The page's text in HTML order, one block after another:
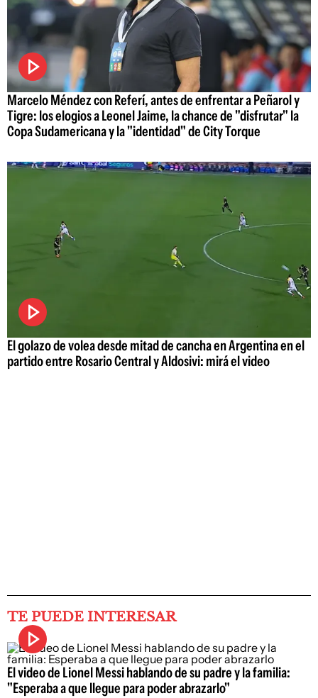
Marcelo Méndez con Referí, antes de enfrentar a Peñarol y
Tigre: los elogios a Leonel Jaime, la chance de "disfrutar" la
Copa Sudamericana y la "identidad" de City Torque
El golazo de volea desde mitad de cancha en Argentina en el
partido entre Rosario Central y Aldosivi: mirá el video
TE PUEDE INTERESAR
El video de Lionel Messi hablando de su padre y la familia:
"Esperaba a que llegue para poder abrazarlo"